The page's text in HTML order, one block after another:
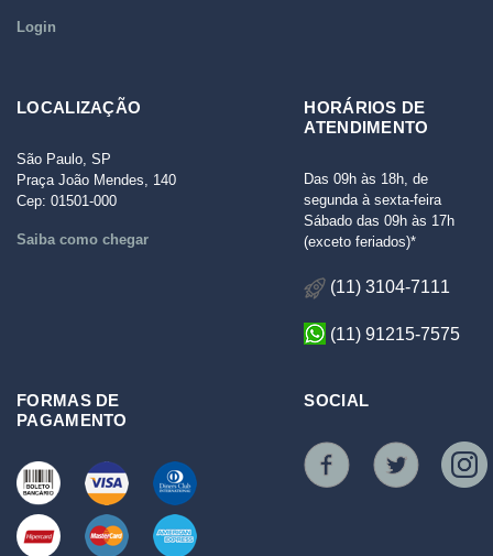
Login
LOCALIZAÇÃO
São Paulo, SP
Praça João Mendes, 140
Cep: 01501-000
Saiba como chegar
HORÁRIOS DE
ATENDIMENTO
Das 09h às 18h, de
segunda à sexta-feira
Sábado das 09h às 17h
(exceto feriados)*
(11) 3104-7111
(11) 91215-7575
FORMAS DE
PAGAMENTO
SOCIAL